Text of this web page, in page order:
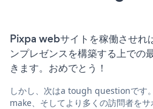
Pixpa webサイトを稼働させれ
ンプレゼンスを構築する上での
きます。おめでとう！
しかし、次はa tough questionです
make、そしてより多くの訪問者をサ